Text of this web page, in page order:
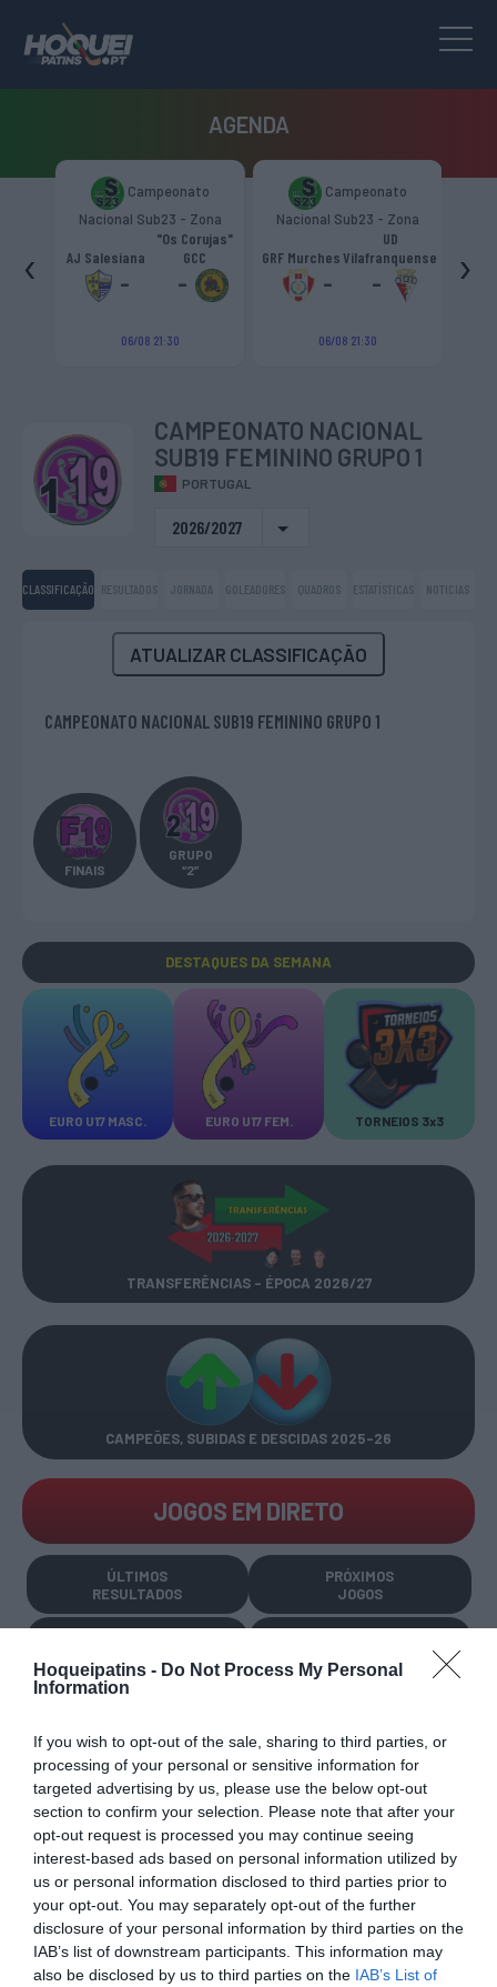
Hoqueipatins - Do Not Process My Personal
Information
If you wish to opt-out of the sale, sharing to third parties, or
processing of your personal or sensitive information for
targeted advertising by us, please use the below opt-out
section to confirm your selection. Please note that after your
opt-out request is processed you may continue seeing
interest-based ads based on personal information utilized by
us or personal information disclosed to third parties prior to
your opt-out. You may separately opt-out of the further
disclosure of your personal information by third parties on the
IAB’s list of downstream participants. This information may
also be disclosed by us to third parties on the IAB’s List of
AGENDA
Campeonato
Nacional Sub23 - Zona
Sul
AJ Salesiana
-
"Os Corujas"
GCC
-
06/08 21:30
Campeonato
Nacional Sub23 - Zona
GRF Murches
-
UD
Vilafranquense
-
06/08 21:30
‹ ›
CAMPEONATO NACIONAL
SUB19 FEMININO GRUPO 1
PORTUGAL
2026/2027
CLASSIFICAÇÃO RESULTADOS JORNADA GOLEADORES QUADROS ESTATÍSTICAS NOTICIAS
ATUALIZAR CLASSIFICAÇÃO
CAMPEONATO NACIONAL SUB19 FEMININO GRUPO 1
FINAIS
GRUPO
“2”
DESTAQUES DA SEMANA
EURO U17 MASC. EURO U17 FEM. TORNEIOS 3x3
TRANSFERÊNCIAS - ÉPOCA 2026/27
CAMPEÕES, SUBIDAS E DESCIDAS 2025-26
JOGOS EM DIRETO
ÚLTIMOS
RESULTADOS
PRÓXIMOS
JOGOS
COMPETIÇÕES NACIONAIS
CAMP.
PLACARD
2ª
3ª
DIVISÃO
CAMP.
FEMININO
TAÇAS